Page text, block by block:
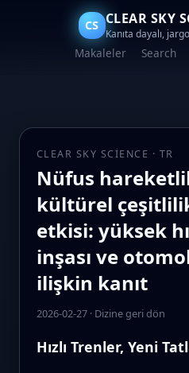
CS CLEAR SKY
Kanıta dayalı,
Makaleler Search
CLEAR SKY SCIENCE · TR
Nüfus
kültürel
etkisi: yüksek
inşası ve
ilişkin kanıt
2026-02-27· Dizine geri dön
Hızlı Trenler, Yeni